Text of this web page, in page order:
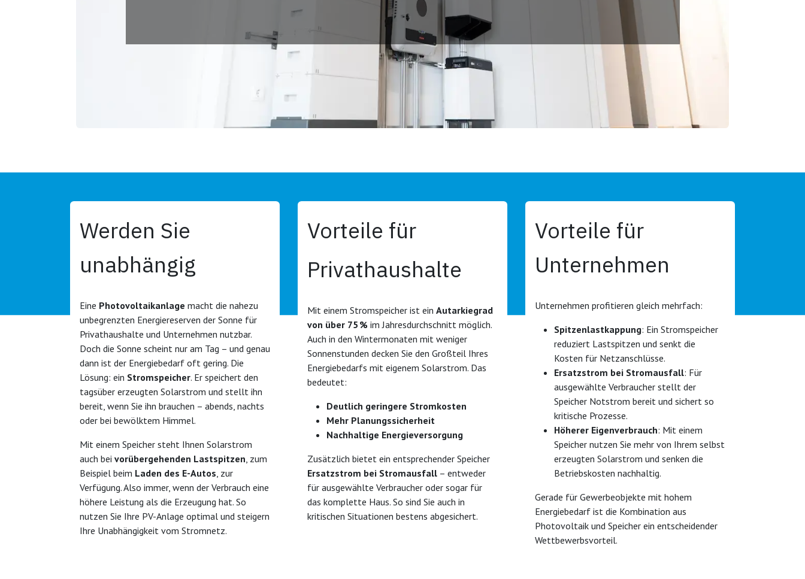
Werden Sie
unabhängig
Eine Photovoltaikanlage macht die nahezu
unbegrenzten Energiereserven der Sonne für
Privathaushalte und Unternehmen nutzbar.
Doch die Sonne scheint nur am Tag – und genau
dann ist der Energiebedarf oft gering. Die
Lösung: ein Stromspeicher. Er speichert den
tagsüber erzeugten Solarstrom und stellt ihn
bereit, wenn Sie ihn brauchen – abends, nachts
oder bei bewölktem Himmel.
Mit einem Speicher steht Ihnen Solarstrom
auch bei vorübergehenden Lastspitzen, zum
Beispiel beim Laden des E-Autos, zur
Verfügung. Also immer, wenn der Verbrauch eine
höhere Leistung als die Erzeugung hat. So
nutzen Sie Ihre PV-Anlage optimal und steigern
Ihre Unabhängigkeit vom Stromnetz.
Vorteile für
Privathaushalte
Mit einem Stromspeicher ist ein Autarkiegrad
von über 75 % im Jahresdurchschnitt möglich.
Auch in den Wintermonaten mit weniger
Sonnenstunden decken Sie den Großteil Ihres
Energiebedarfs mit eigenem Solarstrom. Das
bedeutet:
Deutlich geringere Stromkosten
Mehr Planungssicherheit
Nachhaltige Energieversorgung
Zusätzlich bietet ein entsprechender Speicher
Ersatzstrom bei Stromausfall – entweder
für ausgewählte Verbraucher oder sogar für
das komplette Haus. So sind Sie auch in
kritischen Situationen bestens abgesichert.
Vorteile für
Unternehmen
Unternehmen profitieren gleich mehrfach:
Spitzenlastkappung: Ein Stromspeicher
reduziert Lastspitzen und senkt die
Kosten für Netzanschlüsse.
Ersatzstrom bei Stromausfall: Für
ausgewählte Verbraucher stellt der
Speicher Notstrom bereit und sichert so
kritische Prozesse.
Höherer Eigenverbrauch: Mit einem
Speicher nutzen Sie mehr von Ihrem selbst
erzeugten Solarstrom und senken die
Betriebskosten nachhaltig.
Gerade für Gewerbeobjekte mit hohem
Energiebedarf ist die Kombination aus
Photovoltaik und Speicher ein entscheidender
Wettbewerbsvorteil.